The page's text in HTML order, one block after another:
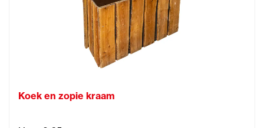
Koek en zopie kraam